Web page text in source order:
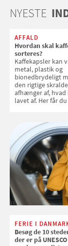
NYESTE
AFFALD
Hvordan skal
sorteres?
Kaffekapsler kan
metal, plastik og
bionedbrydeligt
den rigtige
afhænger af, hvad
lavet af. Her får
FERIE I
Besøg de 10
der er på